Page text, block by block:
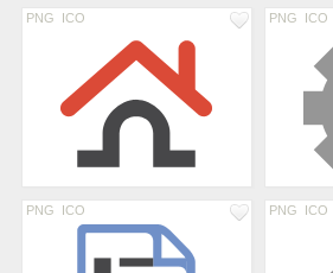
PNG ICO PNG ICO
PNG ICO PNG ICO